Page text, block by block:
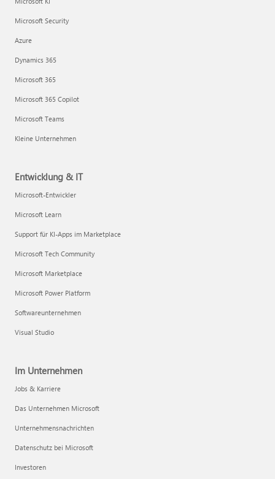
Microsoft Security
Azure
Dynamics 365
Microsoft 365
Microsoft 365 Copilot
Microsoft Teams
Kleine Unternehmen
Entwicklung & IT
Microsoft-Entwickler
Microsoft Learn
Support für KI-Apps im Marketplace
Microsoft Tech Community
Microsoft Marketplace
Microsoft Power Platform
Softwareunternehmen
Visual Studio
Im Unternehmen
Jobs & Karriere
Das Unternehmen Microsoft
Unternehmensnachrichten
Datenschutz bei Microsoft
Investoren